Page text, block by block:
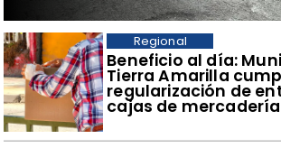
​Beneficio al día:
Tierra Amarilla
regularización de
cajas de mercadería
Regional